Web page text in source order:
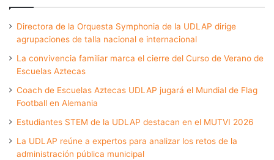
Directora de la Orquesta Symphonia de la UDLAP dirige
agrupaciones de talla nacional e internacional
La convivencia familiar marca el cierre del Curso de Verano de
Escuelas Aztecas
Coach de Escuelas Aztecas UDLAP jugará el Mundial de Flag
Football en Alemania
Estudiantes STEM de la UDLAP destacan en el MUTVI 2026
La UDLAP reúne a expertos para analizar los retos de la
administración pública municipal